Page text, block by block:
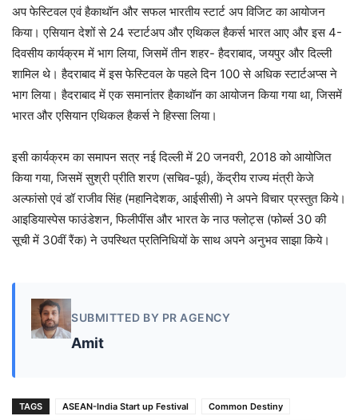
अप फेस्टिवल एवं हैकाथॉन और सफल भारतीय स्टार्ट अप विजिट का आयोजन
किया। एसियान देशों से 24 स्टार्टअप और एथिकल हैकर्स भारत आए और इस 4-
दिवसीय कार्यक्रम में भाग लिया, जिसमें तीन शहर- हैदराबाद, जयपुर और दिल्ली
शामिल थे। हैदराबाद में इस फेस्टिवल के पहले दिन 100 से अधिक स्टार्टअप्स ने
भाग लिया। हैदराबाद में एक समानांतर हैकाथॉन का आयोजन किया गया था, जिसमें
भारत और एसियान एथिकल हैकर्स ने हिस्सा लिया।
इसी कार्यक्रम का समापन सत्र नई दिल्ली में 20 जनवरी, 2018 को आयोजित
किया गया, जिसमें सुश्री प्रीति शरण (सचिव-पूर्व), केंद्रीय राज्य मंत्री केजे
अल्फांसो एवं डॉ राजीव सिंह (महानिदेशक, आईसीसी) ने अपने विचार प्रस्तुत किये।
आइडियास्पेस फाउंडेशन, फिलीपींस और भारत के नाउ फ्लोट्स (फोर्ब्स 30 की
सूची में 30वीं रैंक) ने उपस्थित प्रतिनिधियों के साथ अपने अनुभव साझा किये।
SUBMITTED BY PR AGENCY
Amit
TAGS ASEAN-India Start up Festival
Common Destiny